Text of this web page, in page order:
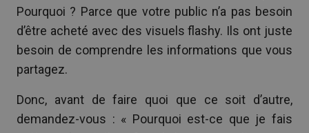
Pourquoi ? Parce que votre public n’a pas besoin
d’être acheté avec des visuels flashy. Ils ont juste
besoin de comprendre les informations que vous
partagez.
Donc, avant de faire quoi que ce soit d’autre,
demandez-vous : « Pourquoi est-ce que je fais